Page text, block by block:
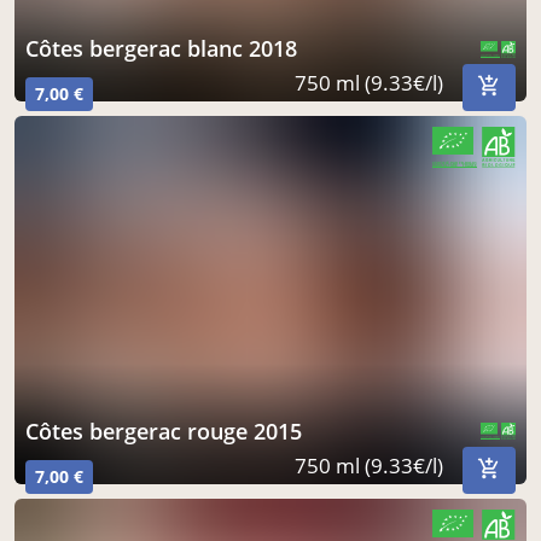
côtes bergerac blanc 2018
7,00 € 750 ml (9.33€/l)
côtes bergerac rouge 2015
7,00 € 750 ml (9.33€/l)
CERTIFIÉ PAR FR-BIO-01
AGRICULTURE FRANCE